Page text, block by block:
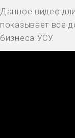
Данное видео
показывает все
бизнеса УСУ.